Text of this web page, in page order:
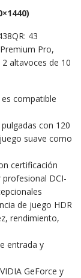
43
Pro,
altavoces de 10
compatible
con 120
suave como
certificación
profesional DCI-
de juego HDR
rendimiento,
entrada y
GeForce y